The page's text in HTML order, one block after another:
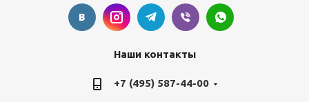
Наши контакты
+7 (495) 587-44-00